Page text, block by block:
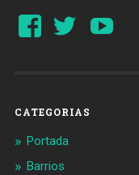
Ver
perfil
Ver
perfil
CATEGORIAS
Portada
Barrios